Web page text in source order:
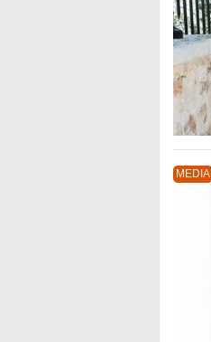
MEDIA